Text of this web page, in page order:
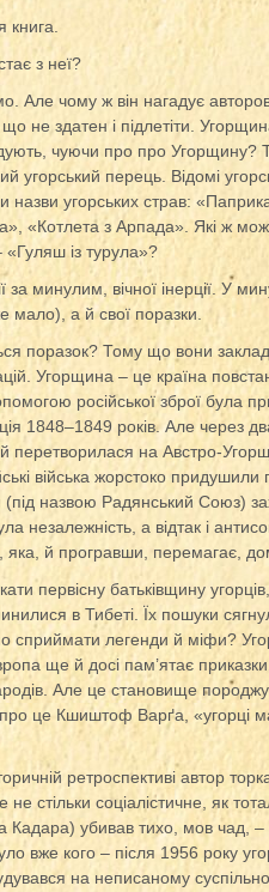
книга.
з неї?
Але чому ж він нагадує
не здатен і підлетіти.
чуючи про про Угорщину?
угорський перець. Відомі
назви угорських страв:
«Котлета з Арпада». Які ж
із турула»?
за минулим, вічної інерції. У
мало), а й свої поразки.
поразок? Тому що вони
Угорщина – це країна
російської зброї була
1848–1849 років. Але через
перетворилася на Австро-
війська жорстоко
(під назвою Радянський Союз)
незалежність, а відтак і
й програвши, перемагає,
первісну батьківщину
в Тибеті. Їх пошуки
легенди й міфи?
ще й досі пам’ятає приказки,
Але це становище
це Кшиштоф Варґа, «угорці
ретроспективі автор
стільки соціалістичне, як
Кадара) убивав тихо, мов чад, –
вже кого – після 1956 року
на неписаному